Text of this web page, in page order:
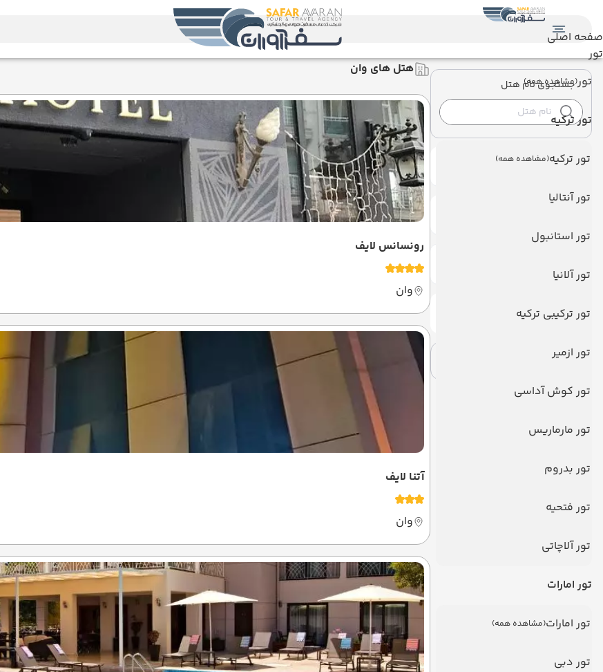
صفحه اصلی
تور
تور(مشاهده همه)
تور ترکیه
تور ترکیه(مشاهده همه)
تور آنتالیا
تور استانبول
تور آلانیا
تور ترکیبی ترکیه
تور ازمیر
تور کوش آداسی
تور مارماریس
تور بدروم
تور فتحیه
تور آلاچاتی
تور امارات
تور امارات(مشاهده همه)
تور دبی
جستجوی نام هتل
هتل های ویژه
امکانات هتل
اعمال فیلتر
هتل های وان
رونسانس لایف
وان
آتنا لایف
وان